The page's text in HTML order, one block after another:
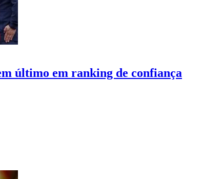
último em ranking de confiança